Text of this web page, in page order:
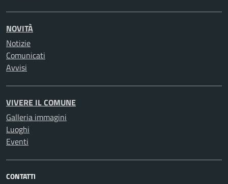
NOVITÀ
Notizie
Comunicati
Avvisi
VIVERE IL COMUNE
Galleria immagini
Luoghi
Eventi
CONTATTI